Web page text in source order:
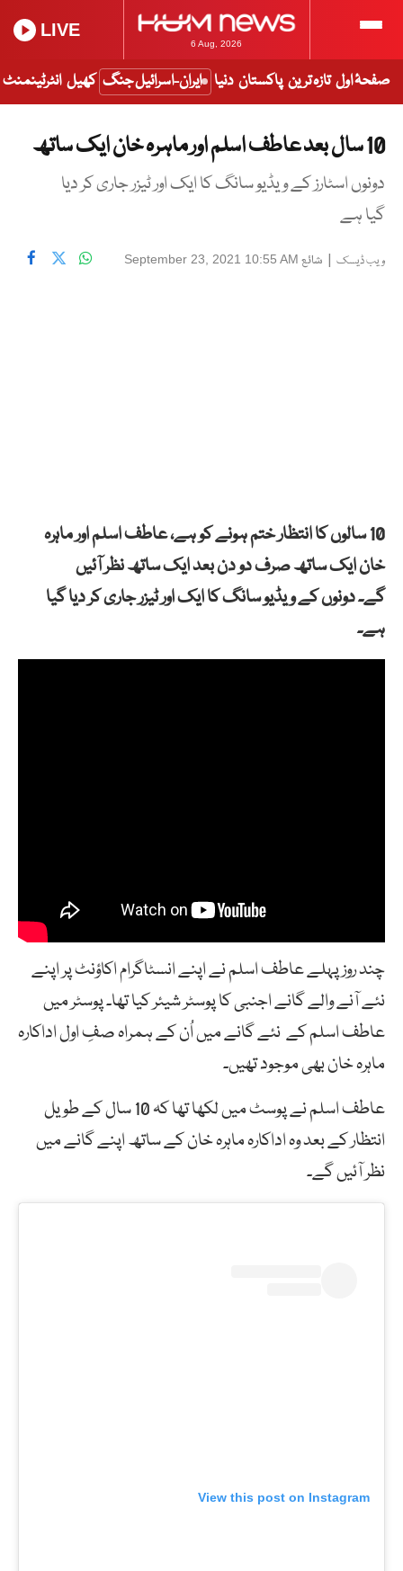
6 Aug, 2026
LIVE
صفحۂ اول تازہ ترین پاکستان دنیا ایران-اسرائیل جنگ کھیل انٹرٹینمنٹ
10 سال بعد عاطف اسلم اور ماہرہ خان ایک ساتھ
دونوں اسٹارز کے ویڈیو سانگ کا ایک اور ٹیزر جاری کر دیا
گیا ہے
ویب ڈیسک | شائع September 23, 2021 10:55 AM
10 سالوں کا انتظار ختم ہونے کو ہے، عاطف اسلم اور ماہرہ
خان ایک ساتھ صرف دو دن بعد ایک ساتھ نظر آئیں
گے۔ دونوں کے ویڈیو سانگ کا ایک اور ٹیزر جاری کر دیا گیا
ہے۔
چند روز پہلے عاطف اسلم نے اپنے انسٹاگرام اکاؤنٹ پر اپنے
نئے آنے والے گانے اجنبی کا پوسٹر شیئر کیا تھا۔ پوسٹر میں
عاطف اسلم کے نئے گانے میں اُن کے ہمراہ صفِ اول اداکارہ
ماہرہ خان بھی موجود تھیں۔
عاطف اسلم نے پوسٹ میں لکھا تھا کہ 10 سال کے طویل
انتظار کے بعد وہ اداکارہ ماہرہ خان کے ساتھ اپنے گانے میں
نظر آئیں گے۔
View this post on Instagram